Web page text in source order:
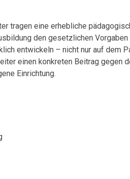
tragen eine erhebliche
den gesetzlichen Vorgaben
entwickeln – nicht nur auf dem
einen konkreten Beitrag gegen
Einrichtung.